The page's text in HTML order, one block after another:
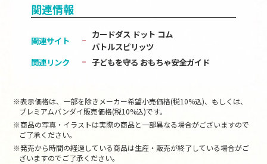
関連情報
関連サイト
カードダス ドット コム
バトルスピリッツ
関連リンク
子どもを守る おもちゃ安全ガイド
※表示価格は、一部を除きメーカー希望小売価格(税10%込)、もしくは、
プレミアムバンダイ販売価格(税10%込)です。
※商品の写真・イラストは実際の商品と一部異なる場合がございますので
ご了承ください。
※発売から時間の経過している商品は生産・販売が終了している場合がご
ざいますのでご了承ください。